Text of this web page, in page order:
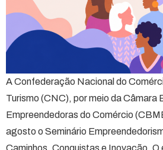
A Confederação Nacional do
Turismo (CNC), por meio da Câmara
Empreendedoras do Comércio
agosto o Seminário
Caminhos, Conquistas e Inovação.